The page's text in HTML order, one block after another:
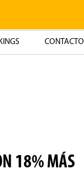
CONTACTO
18% MÁS